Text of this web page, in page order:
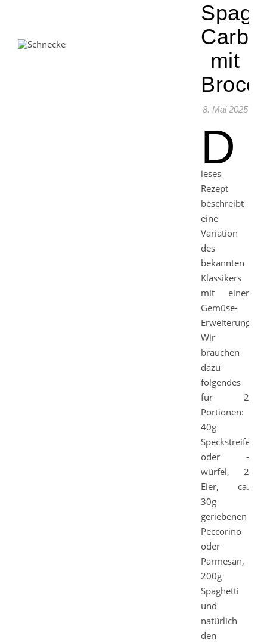
mit
8. Mai 2025
D
ieses
Rezept
beschreibt
eine
Variation
des
bekannten
Klassikers
mit einer
Gemüse-
Erweiterung.
Wir
brauchen
dazu
folgendes
für 2
Portionen:
40g
Speckstreifen
oder -
würfel, 2
Eier, ca.
30g
geriebenen
Peccorino
oder
Parmesan,
200g
Spaghetti
und
natürlich
den